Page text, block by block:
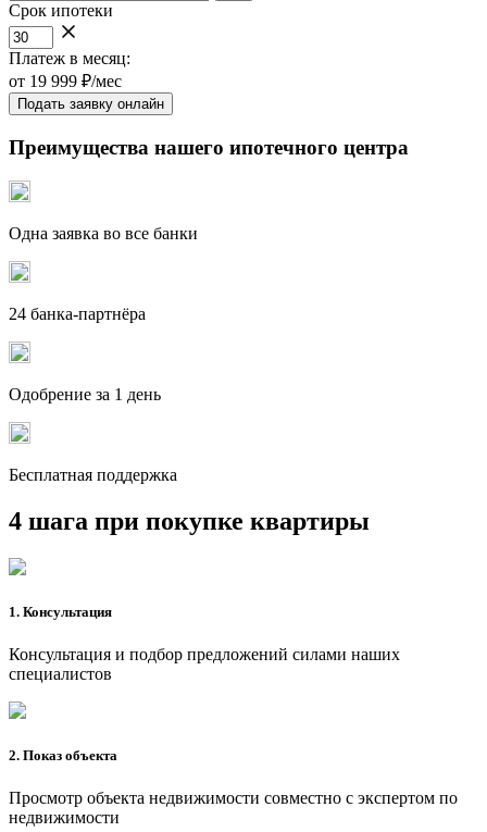
Срок ипотеки
Платеж в месяц:
от 19 999 ₽/мес
Подать заявку онлайн
Преимущества нашего ипотечного центра
Одна заявка во все банки
24 банка-партнёра
Одобрение за 1 день
Бесплатная поддержка
4 шага при покупке квартиры
1. Консультация
Консультация и подбор предложений силами наших
специалистов
2. Показ объекта
Просмотр объекта недвижимости совместно с экспертом по
недвижимости